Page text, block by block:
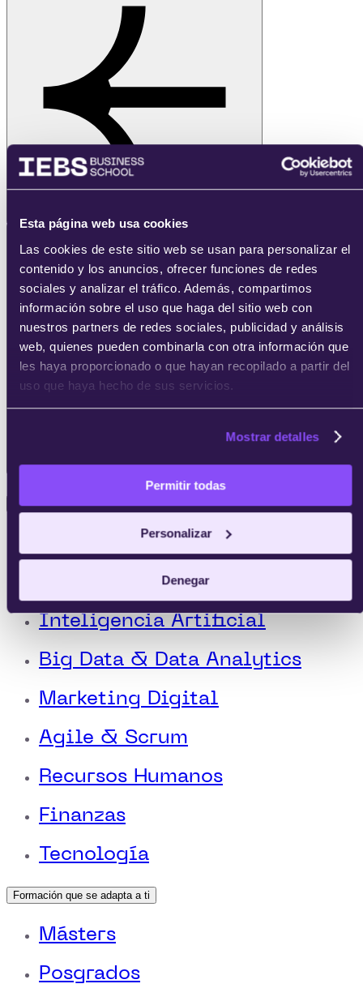
Esta página web usa cookies
Las cookies de este sitio web se usan para personalizar el
contenido y los anuncios, ofrecer funciones de redes
sociales y analizar el tráfico. Además, compartimos
información sobre el uso que haga del sitio web con
nuestros partners de redes sociales, publicidad y análisis
web, quienes pueden combinarla con otra información que
les haya proporcionado o que hayan recopilado a partir del
uso que haya hecho de sus servicios.
Mostrar detalles
Permitir todas
Personalizar
Denegar
Especialidades
en Tecnología y Negocios
Emprendedores
Inteligencia Artificial
Big Data & Data Analytics
Marketing Digital
Agile & Scrum
Recursos Humanos
Finanzas
Tecnología
Formación que se adapta a ti
Másters
Posgrados